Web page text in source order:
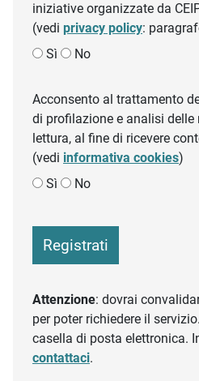
iniziative organizzate da
(vedi privacy policy:
Sì
No
Acconsento al trattamento
di profilazione e analisi delle
lettura, al fine di ricevere
(vedi informativa cookies)
Sì
No
Registrati
Attenzione: dovrai
per poter richiedere il
casella di posta elettronica.
contattaci.